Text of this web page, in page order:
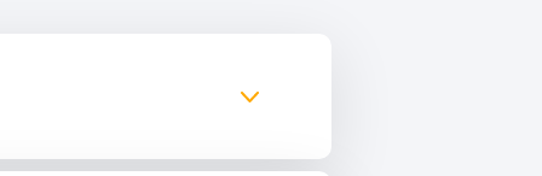
указав реквизиты при регистрации.